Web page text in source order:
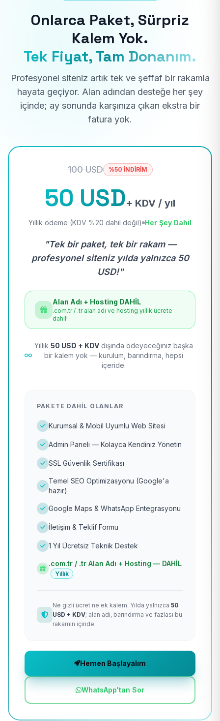
Onlarca Paket, Sürpriz
Kalem Yok.
Tek Fiyat, Tam Donanım.
Profesyonel siteniz artık tek ve şeffaf bir rakamla
hayata geçiyor. Alan adından desteğe her şey
içinde; ay sonunda karşınıza çıkan ekstra bir
fatura yok.
100 USD %50 İNDİRİM
50 USD+ KDV / yıl
Yıllık ödeme (KDV %20 dahil değil) Her Şey Dahil
"Tek bir paket, tek bir rakam —
profesyonel siteniz yılda yalnızca 50
USD!"
Alan Adı + Hosting DAHİL
.com.tr / .tr alan adı ve hosting yıllık ücrete
dahil!
Yıllık 50 USD + KDV dışında ödeyeceğiniz başka
bir kalem yok — kurulum, barındırma, hepsi
içeride.
PAKETE DAHIL OLANLAR
Kurumsal & Mobil Uyumlu Web Sitesi
Admin Paneli — Kolayca Kendiniz Yönetin
SSL Güvenlik Sertifikası
Temel SEO Optimizasyonu (Google'a
hazır)
Google Maps & WhatsApp Entegrasyonu
İletişim & Teklif Formu
1 Yıl Ücretsiz Teknik Destek
.com.tr / .tr Alan Adı + Hosting — DAHİL
Yıllık
Ne gizli ücret ne ek kalem. Yılda yalnızca 50
USD + KDV; alan adı, barındırma ve fazlası bu
rakamın içinde.
Hemen Başlayalım
WhatsApp'tan Sor